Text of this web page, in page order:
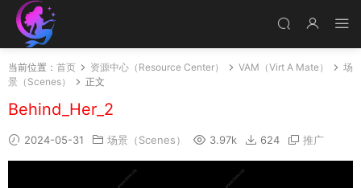
当前位置： 首页 资源中心（Resource Center） VAM（Virt A Mate）
场
景（Scenes）
正文
Behind_Her_2
2024-05-31 场景（Scenes） 3.97k 624 推广